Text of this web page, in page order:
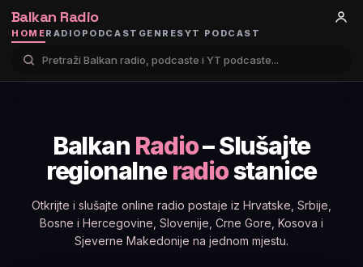
Balkan Radio
HOMERADIO PODCAST GENRESYT PODCAST
Balkan Radio– Slušajte
regionalneradiostanice
Otkrijte i slušajte online radio postaje iz Hrvatske, Srbije,
Bosne i Hercegovine, Slovenije, Crne Gore, Kosova i
Sjeverne Makedonije na jednom mjestu.